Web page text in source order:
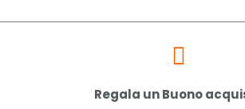
Regala un Buono